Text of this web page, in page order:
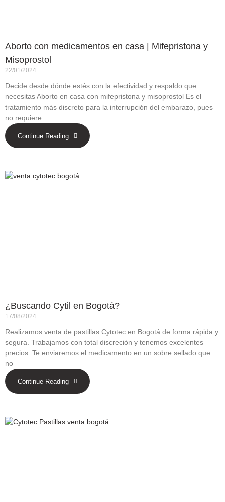
Aborto con medicamentos en casa | Mifepristona y
Misoprostol
22/01/2024
Decide desde dónde estés con la efectividad y respaldo que
necesitas Aborto en casa con mifepristona y misoprostol Es el
tratamiento más discreto para la interrupción del embarazo, pues
no requiere
Continue Reading
¿Buscando Cytil en Bogotá?
17/08/2024
Realizamos venta de pastillas Cytotec en Bogotá de forma rápida y
segura. Trabajamos con total discreción y tenemos excelentes
precios. Te enviaremos el medicamento en un sobre sellado que
no
Continue Reading